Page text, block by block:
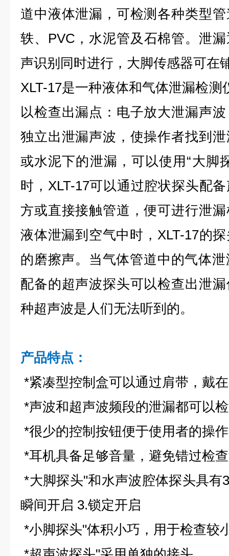
道中液体泄漏，可检测各种类型
轶、PVC，水泥管及石棉管。泄
声识别同时进行，大脚传感器可在
XLT-17是一种液体和气体泄漏检
以检查出漏点：电子放大泄漏声
独立出泄漏声波，使操作者找到
或水泥下的泄漏，可以使用“大脚
时，XLT-17可以通过腔状探头配
方或直接接触管道，便可进行泄
液体泄漏到空气中时，XLT-17的
的磨擦声。当气体管道中的气体
配备的超声波探头可以检查出泄
种超声波是人们无法听到的。
产品特点：
*紧凑型控制盒可以通过肩带，戴
*声波和超声波频段的泄漏都可以
*很少的控制按钮便于使用者的操作
*耳机具备足够音量，避免错过检
*大脚探头"和水声波腔体探头具有
瞬间开启 3.锁定开启
*小脚探头"体积小巧，用于检查较